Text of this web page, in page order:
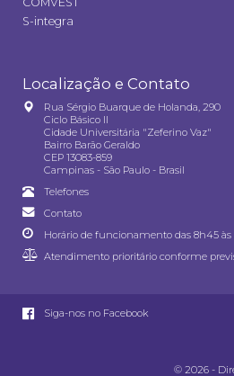
S-integra
Localização e Contato
Rua Sérgio Buarque de Holanda, 290
Ciclo Básico II
Cidade Universitária "Zeferino Vaz"
Bairro Barão Geraldo
CEP 13083-859
Campinas - São Paulo - Brasil
Telefones
Contato
Horário de funcionamento das 8h45
Atendimento prioritário conforme
Siga-nos no Facebook
© 2026 -